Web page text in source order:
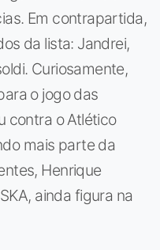
Em contrapartida,
da lista: Jandrei,
Curiosamente,
o jogo das
contra o Atlético
mais parte da
Henrique
ainda figura na